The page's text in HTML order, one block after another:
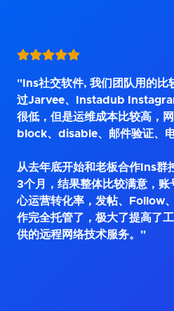
"Ins社交软件, 我们团队用的比
过Jarvee、Instadub
很低，但是运维成本比较高，
block、disable、邮件验证、
从去年底开始和老板合作Ins群
3个月，结果整体比较满意，
心运营转化率，发帖、Follow
作完全托管了，极大了提高了
供的远程网络技术服务。"